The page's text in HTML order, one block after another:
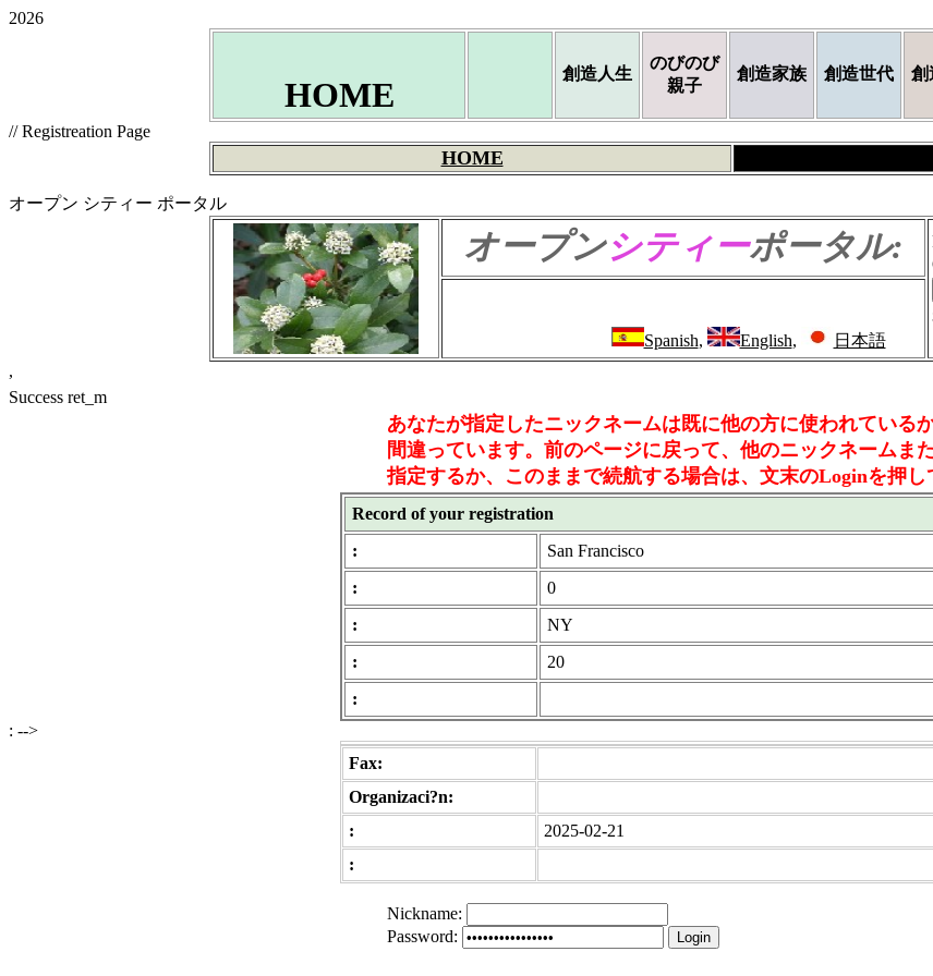
2026
HOME
創造人生
のびのび
親子
創造家族 創造世代 創
// Registreation Page
HOME
オープン シティー ポータル
オープンシティーポータル:
Spanish, English,
日本語
,
Success ret_m
あなたが指定したニックネームは既に他の方に使われている
間違っています。前のページに戻って、他のニックネームま
指定するか、このままで続航する場合は、文末のLoginを押し
Record of your registration
:
San Francisco
:
0
:
NY
:
20
:
: -->
Fax:
Organizaci?n:
:
2025-02-21
:
Nickname:
Password: